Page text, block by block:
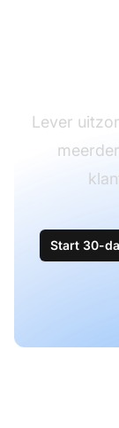
Lever
Start 30-